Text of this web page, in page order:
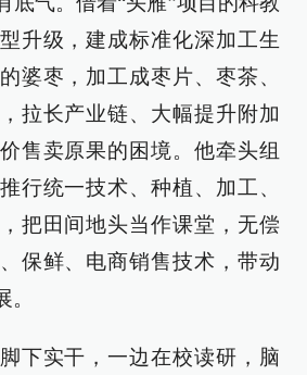
升级，建成标准化深加工生
婆枣，加工成枣片、枣茶、
拉长产业链、大幅提升附加
售卖原果的困境。他牵头组
行统一技术、种植、加工、
把田间地头当作课堂，无偿
保鲜、电商销售技术，带动
下实干，一边在校读研，脑